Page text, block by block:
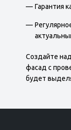
Гарантия
Создайте
фасад с
будет